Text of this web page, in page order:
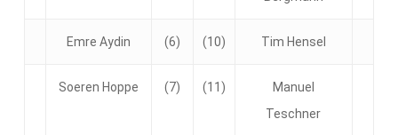
Emre Aydin (6) (10) Tim Hensel
Soeren Hoppe (7) (11)
Manuel
Teschner